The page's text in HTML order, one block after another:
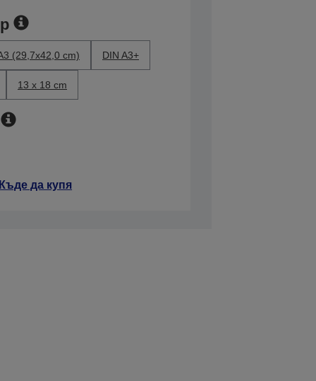
(29,7x42,0 cm) DIN A3+
13 x 18 cm
да купя